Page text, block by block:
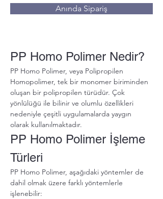
Anında Sipariş
PP Homo Polimer Nedir?
PP Homo Polimer, veya Polipropilen
Homopolimer, tek bir monomer biriminden
oluşan bir polipropilen türüdür. Çok
yönlülüğü ile bilinir ve olumlu özellikleri
nedeniyle çeşitli uygulamalarda yaygın
olarak kullanılmaktadır.
PP Homo Polimer İşleme
Türleri
PP Homo Polimer, aşağıdaki yöntemler de
dahil olmak üzere farklı yöntemlerle
işlenebilir: